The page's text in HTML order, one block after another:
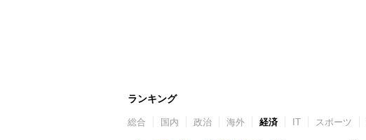
ランキング
総合 国内 政治 海外 経済 IT スポーツ